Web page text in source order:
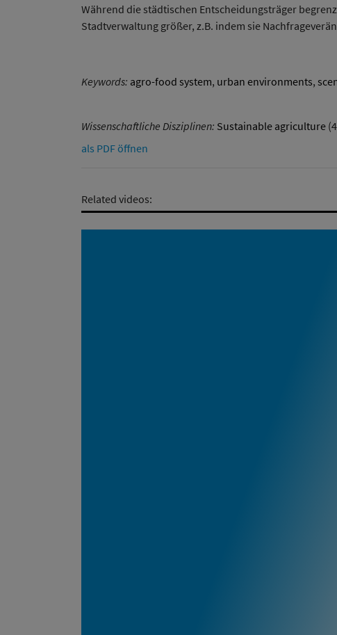
Während die städtischen Entscheidungsträger
Stadtverwaltung größer, z.B. indem sie
Keywords: agro-food system, urban environments,
Wissenschaftliche Disziplinen: Sustainable agriculture
als PDF öffnen
Related videos: